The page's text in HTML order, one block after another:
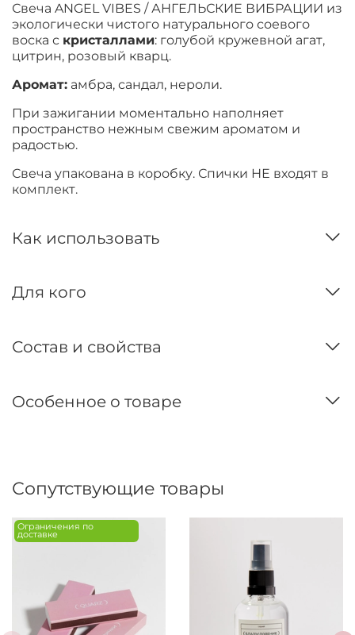
Свеча ANGEL VIBES / АНГЕЛЬСКИЕ ВИБРАЦИИ из
экологически чистого натурального соевого
воска с кристаллами: голубой кружевной агат,
цитрин, розовый кварц.
Аромат: амбра, сандал, нероли.
При зажигании моментально наполняет
пространство нежным свежим ароматом и
радостью.
Свеча упакована в коробку. Спички НЕ входят в
комплект.
Как использовать
Для кого
Состав и свойства
Особенное о товаре
Сопутствующие товары
Ограничения по
доставке